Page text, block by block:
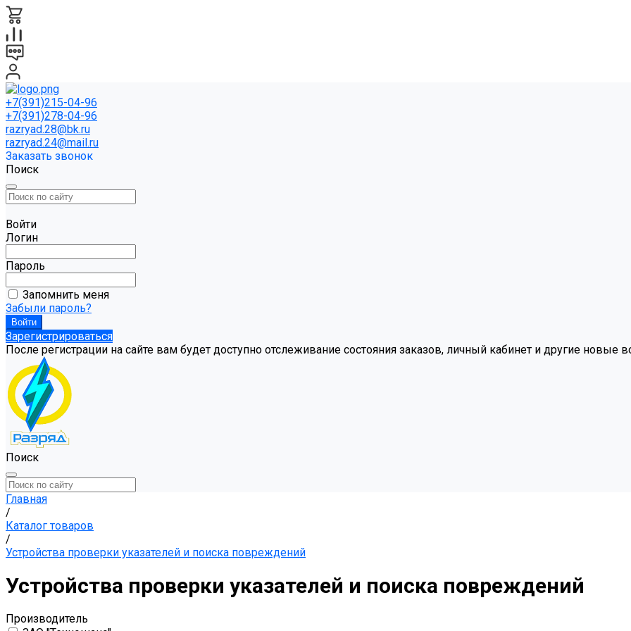
+7(391)215-04-96
+7(391)278-04-96
razryad.28@bk.ru
razryad.24@mail.ru
Заказать звонок
Поиск
Войти
Логин
Пароль
Запомнить меня
Забыли пароль?
Зарегистрироваться
После регистрации на сайте вам будет доступно отслеживание состояния заказов, личный кабинет и другие новые
Поиск
Главная
/
Каталог товаров
/
Устройства проверки указателей и поиска повреждений
Устройства проверки указателей и поиска повреждений
Производитель